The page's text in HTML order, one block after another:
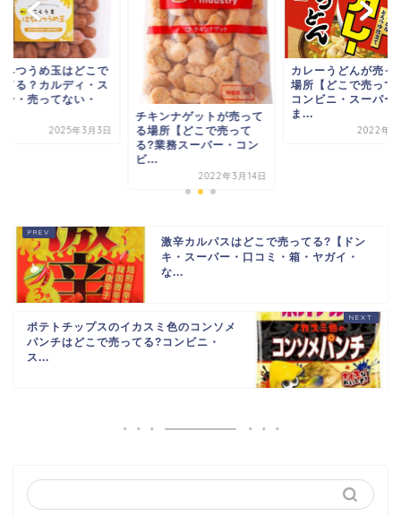
みつうめ玉はどこで
てる？カルディ・ス
ー・売ってない・
2025年3月3日
チキンナゲットが売って
る場所【どこで売って
る?業務スーパー・コン
ビ...
2022年3月14日
カレーうどんが売っ
場所【どこで売って
コンビニ・スーパー
ま...
2022年8
激辛カルパスはどこで売ってる?【ドン
キ・スーパー・口コミ・箱・ヤガイ・
な...
ポテトチップスのイカスミ色のコンソメ
パンチはどこで売ってる?コンビニ・
ス...